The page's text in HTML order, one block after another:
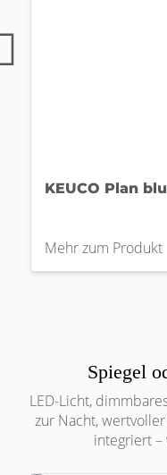
KEUCO Plan
Mehr zum Produkt
Spiegel
LED-Licht,
zur Nacht,
integriert –